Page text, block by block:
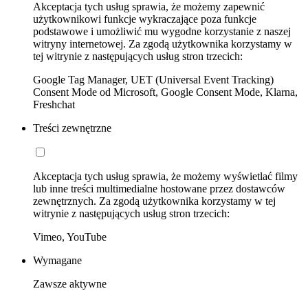
Akceptacja tych usług sprawia, że możemy zapewnić
użytkownikowi funkcje wykraczające poza funkcje
podstawowe i umożliwić mu wygodne korzystanie z naszej
witryny internetowej. Za zgodą użytkownika korzystamy w
tej witrynie z następujących usług stron trzecich:
Google Tag Manager, UET (Universal Event Tracking)
Consent Mode od Microsoft, Google Consent Mode, Klarna,
Freshchat
Treści zewnętrzne
Akceptacja tych usług sprawia, że możemy wyświetlać filmy
lub inne treści multimedialne hostowane przez dostawców
zewnętrznych. Za zgodą użytkownika korzystamy w tej
witrynie z następujących usług stron trzecich:
Vimeo, YouTube
Wymagane
Zawsze aktywne